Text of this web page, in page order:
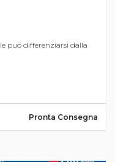
può differenziarsi dalla
Pronta Consegna